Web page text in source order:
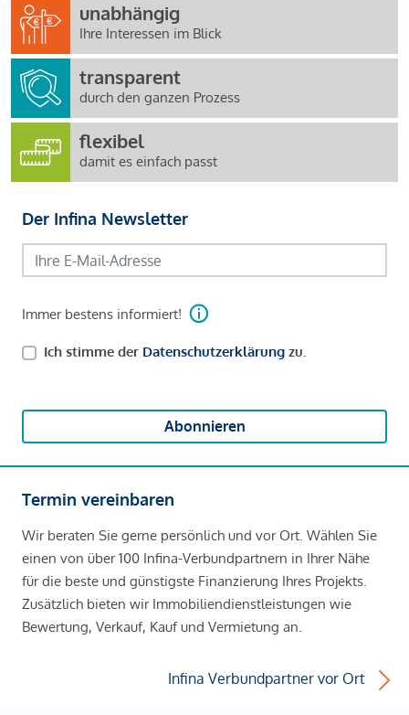
unabhängig
Ihre Interessen im Blick
transparent
durch den ganzen Prozess
flexibel
damit es einfach passt
Der Infina Newsletter
Immer bestens informiert!
Ich stimme der Datenschutzerklärung zu.
Abonnieren
Termin vereinbaren
Wir beraten Sie gerne persönlich und vor Ort. Wählen Sie
einen von über 100 Infina-Verbundpartnern in Ihrer Nähe
für die beste und günstigste Finanzierung Ihres Projekts.
Zusätzlich bieten wir Immobiliendienstleistungen wie
Bewertung, Verkauf, Kauf und Vermietung an.
Infina Verbundpartner vor Ort